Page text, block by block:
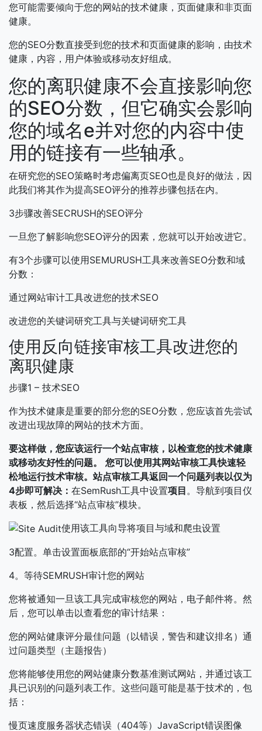
您可能需要倾向于您的网站的技术健康，页面健康和非页面
健康。
您的SEO分数直接受到您的技术和页面健康的影响，由技术
健康，内容，用户体验或移动友好组成。
您的离职健康不会直接影响您
的SEO分数，但它确实会影响
您的域名e并对您的内容中使
用的链接有一些轴承。
在研究您的SEO策略时考虑偏离页SEO也是良好的做法，因
此我们将其作为提高SEO评分的推荐步骤包括在内。
3步骤改善SECRUSH的SEO评分
一旦您了解影响您SEO评分的因素，您就可以开始改进它。
有3个步骤可以使用SEMURUSH工具来改善SEO分数和域
分数：
通过网站审计工具改进您的技术SEO
改进您的关键词研究工具与关键词研究工具
使用反向链接审核工具改进您的
离职健康
步骤1 – 技术SEO
作为技术健康是重要的部分您的SEO分数，您应该首先尝试
改进出现故障的网站的技术方面。
要这样做，您应该运行一个站点审核，以检查您的技术健康
或移动友好性的问题。
您可以使用其网站审核工具快速轻
松地运行技术审核。站点审核工具返回一个问题列表以仅为
4步即可解决： 在SemRush工具中设置项目 。导航到项目仪
表板，然后选择“站点审核”模块。
使用该工具向导将项目与域和爬虫设置
3配置。单击设置面板底部的“开始站点审核”
4。等待SEMRUSH审计您的网站
您将被通知一旦该工具完成审核您的网站，电子邮件将。然
后，您可以单击以查看您的审计结果：
您的网站健康评分最佳问题（以错误，警告和建议排名）通
过问题类型（主题报告）
您将能够使用您的网站健康分数基准测试网站，并通过该工
具已识别的问题列表工作。这些问题可能是基于技术的，包
括：
慢页速度服务器状态错误（404等）JavaScript错误图像